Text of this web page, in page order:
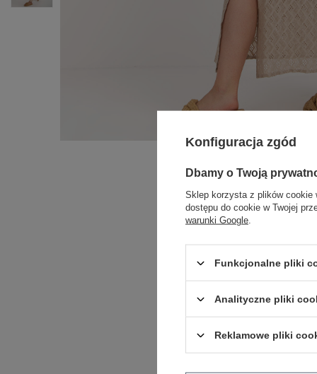
Konfiguracja zgód
Dbamy o Twoją
Sklep korzysta z plików cookie
dostępu do cookie w Twojej
warunki Google
Funkcjonalne pliki
Analityczne pliki
Reklamowe pliki